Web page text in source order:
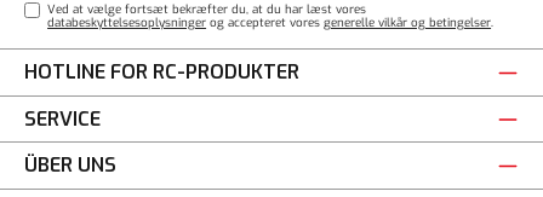
Ved at vælge fortsæt bekræfter du, at du har læst vores
databeskyttelsesoplysninger og accepteret voresgenerelle vilkår og betingelser.
HOTLINE FOR RC-PRODUKTER
SERVICE
ÜBER UNS